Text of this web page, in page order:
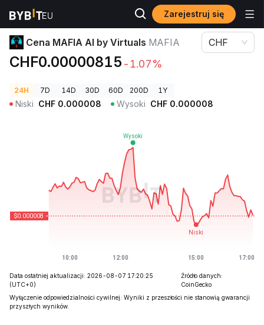
Zarejestruj się
Ceny kryptowalut Cena MAFIA AI by Virtuals MAFIA
Cena MAFIA AI by Virtuals MAFIA
CHF0.00000815 -1.07%
CHF
24H 7D 14D 30D 60D 200D 1Y
Niski CHF 0.000008 Wysoki CHF 0.000008
Data ostatniej aktualizacji: 2026-08-07 17:20:25
(UTC+0)
Źródło danych:
CoinGecko
Wyłączenie odpowiedzialności cywilnej: Wyniki z przeszłości nie stanowią gwarancji
przyszłych wyników.